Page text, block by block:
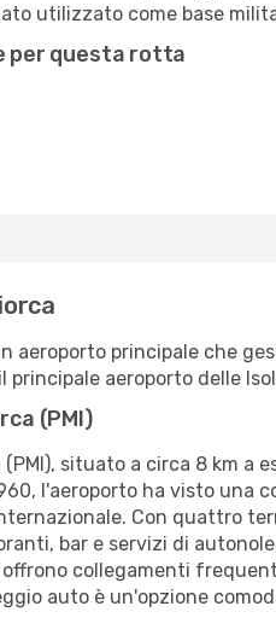
utilizzato come base
per questa rotta
aeroporto principale che
principale aeroporto delle
(PMI)
(PMI), situato a circa 8 km
l'aeroporto ha visto
Con quattro
bar e servizi di
collegamenti
auto è un'opzione